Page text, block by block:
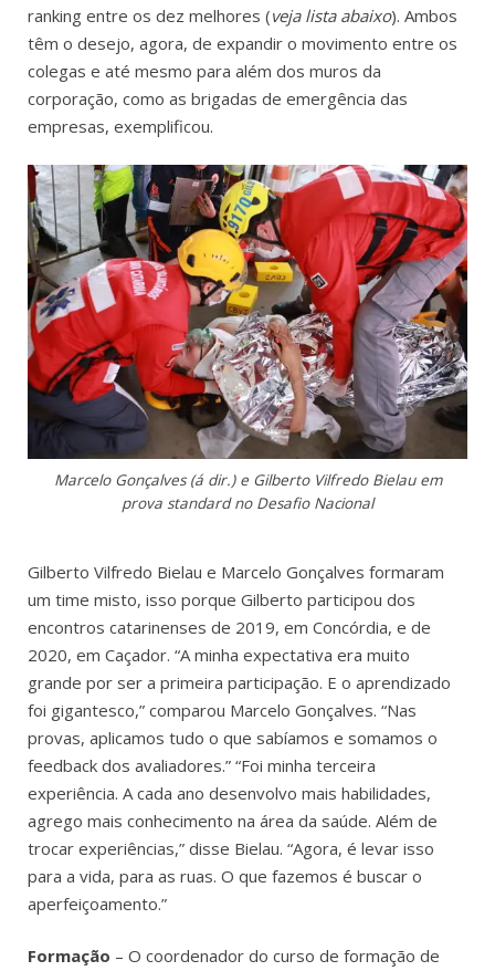
ranking entre os dez melhores (veja lista abaixo). Ambos
têm o desejo, agora, de expandir o movimento entre os
colegas e até mesmo para além dos muros da
corporação, como as brigadas de emergência das
empresas, exemplificou.
Marcelo Gonçalves (á dir.) e Gilberto Vilfredo Bielau em
prova standard no Desafio Nacional
Gilberto Vilfredo Bielau e Marcelo Gonçalves formaram
um time misto, isso porque Gilberto participou dos
encontros catarinenses de 2019, em Concórdia, e de
2020, em Caçador. “A minha expectativa era muito
grande por ser a primeira participação. E o aprendizado
foi gigantesco,” comparou Marcelo Gonçalves. “Nas
provas, aplicamos tudo o que sabíamos e somamos o
feedback dos avaliadores.” “Foi minha terceira
experiência. A cada ano desenvolvo mais habilidades,
agrego mais conhecimento na área da saúde. Além de
trocar experiências,” disse Bielau. “Agora, é levar isso
para a vida, para as ruas. O que fazemos é buscar o
aperfeiçoamento.”
Formação – O coordenador do curso de formação de